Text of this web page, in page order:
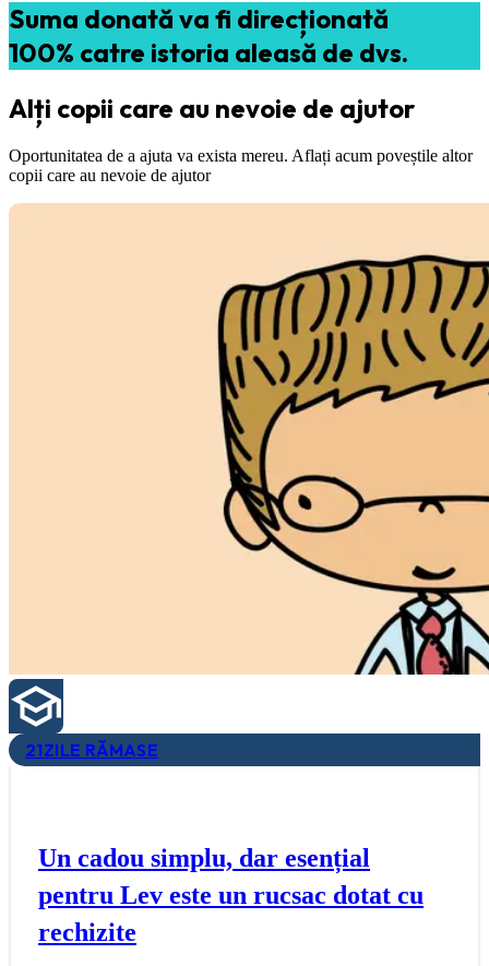
Suma donată va fi direcționată
100% catre istoria aleasă de dvs.
Alți copii care au nevoie de ajutor
Oportunitatea de a ajuta va exista mereu. Aflați acum poveștile altor
copii care au nevoie de ajutor
21ZILE RĂMASE
Un cadou simplu, dar esențial
pentru Lev este un rucsac dotat cu
rechizite